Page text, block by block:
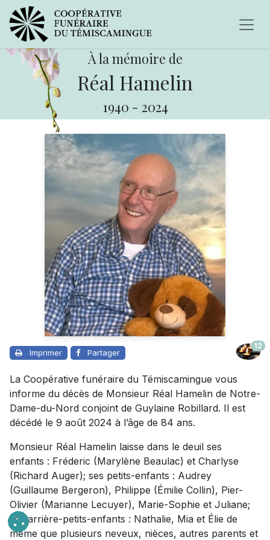
À la mémoire de
Réal Hamelin
1940 - 2024
Imprimer Partager
12
La Coopérative funéraire du Témiscamingue vous
informe du décès de Monsieur Réal Hamelin de Notre-
Dame-du-Nord conjoint de Guylaine Robillard. Il est
décédé le 9 août 2024 à l’âge de 84 ans.
Monsieur Réal Hamelin laisse dans le deuil ses
enfants : Fréderic (Marylène Beaulac) et Charlyse
(Richard Auger); ses petits-enfants : Audrey
(Guillaume Bergeron), Philippe (Émilie Collin), Pier-
Olivier (Marianne Lecuyer), Marie-Sophie et Juliane;
ses arrière-petits-enfants : Nathalie, Mia et Élie de
même que plusieurs neveux, nièces, autres parents et